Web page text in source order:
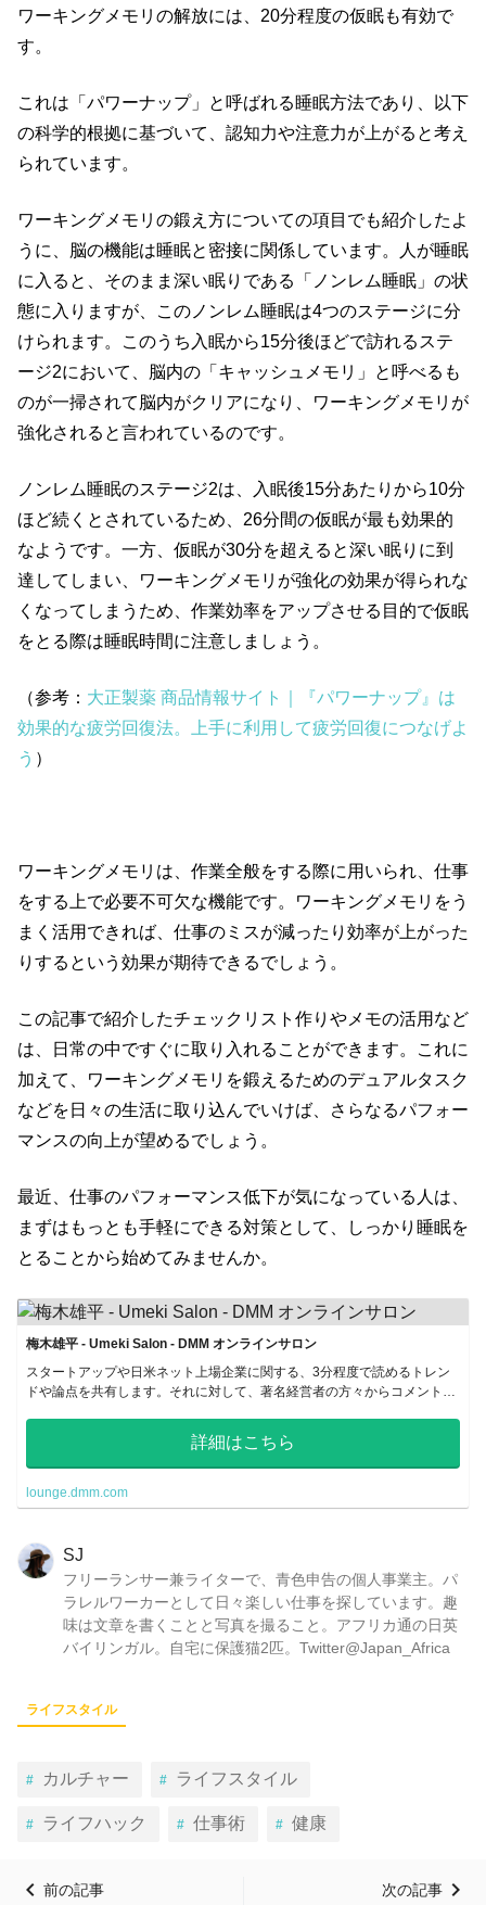
ワーキングメモリの解放には、20分程度の仮眠も有効で
す。
これは「パワーナップ」と呼ばれる睡眠方法であり、以下
の科学的根拠に基づいて、認知力や注意力が上がると考え
られています。
ワーキングメモリの鍛え方についての項目でも紹介したよ
うに、脳の機能は睡眠と密接に関係しています。人が睡眠
に入ると、そのまま深い眠りである「ノンレム睡眠」の状
態に入りますが、このノンレム睡眠は4つのステージに分
けられます。このうち入眠から15分後ほどで訪れるステ
ージ2において、脳内の「キャッシュメモリ」と呼べるも
のが一掃されて脳内がクリアになり、ワーキングメモリが
強化されると言われているのです。
ノンレム睡眠のステージ2は、入眠後15分あたりから10分
ほど続くとされているため、26分間の仮眠が最も効果的
なようです。一方、仮眠が30分を超えると深い眠りに到
達してしまい、ワーキングメモリが強化の効果が得られな
くなってしまうため、作業効率をアップさせる目的で仮眠
をとる際は睡眠時間に注意しましょう。
（参考： 大正製薬 商品情報サイト｜『パワーナップ』は
効果的な疲労回復法。上手に利用して疲労回復につなげよ
う ）
ワーキングメモリは、作業全般をする際に用いられ、仕事
をする上で必要不可欠な機能です。ワーキングメモリをう
まく活用できれば、仕事のミスが減ったり効率が上がった
りするという効果が期待できるでしょう。
この記事で紹介したチェックリスト作りやメモの活用など
は、日常の中ですぐに取り入れることができます。これに
加えて、ワーキングメモリを鍛えるためのデュアルタスク
などを日々の生活に取り込んでいけば、さらなるパフォー
マンスの向上が望めるでしょう。
最近、仕事のパフォーマンス低下が気になっている人は、
まずはもっとも手軽にできる対策として、しっかり睡眠を
とることから始めてみませんか。
梅木雄平 - Umeki Salon - DMM オンラインサロン
スタートアップや日米ネット上場企業に関する、3分程度で読めるトレン
ドや論点を共有します。それに対して、著名経営者の方々からコメントを
詳細はこちら
lounge.dmm.com
SJ
フリーランサー兼ライターで、青色申告の個人事業主。パ
ラレルワーカーとして日々楽しい仕事を探しています。趣
味は文章を書くことと写真を撮ること。アフリカ通の日英
バイリンガル。自宅に保護猫2匹。Twitter@Japan_Africa
ライフスタイル
カルチャー ライフスタイル
ライフハック 仕事術 健康
前の記事 次の記事